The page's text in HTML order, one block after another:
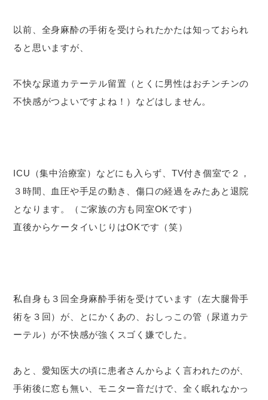
以前、全身麻酔の手術を受けられたかたは知っておられ
ると思いますが、
不快な尿道カテーテル留置（とくに男性はおチンチンの
不快感がつよいですよね！）などはしません。
ICU（集中治療室）などにも入らず、TV付き個室で２，
３時間、血圧や手足の動き、傷口の経過をみたあと退院
となります。（ご家族の方も同室OKです）
直後からケータイいじりはOKです（笑）
私自身も３回全身麻酔手術を受けています（左大腿骨手
術を３回）が、とにかくあの、おしっこの管（尿道カテ
ーテル）が不快感が強くスゴく嫌でした。
あと、愛知医大の頃に患者さんからよく言われたのが、
手術後に窓も無い、モニター音だけで、全く眠れなかっ